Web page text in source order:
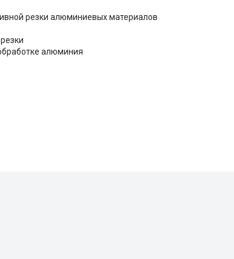
резки алюминиевых материалов
алюминия